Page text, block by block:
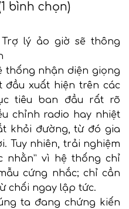
bình chọn)
thống nhận diện giọng
đầu xuất hiện trên các
tiêu ban đầu rất rõ
chỉnh radio hay nhiệt
khỏi đường, từ đó gia
Tuy nhiên, trải nghiệm
nhằn” vì hệ thống chỉ
cứng nhắc; chỉ cần
chối ngay lập tức.
ta đang chứng kiến